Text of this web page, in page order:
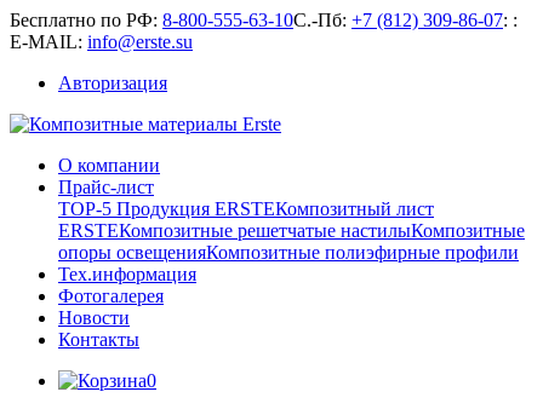
Бесплатно по РФ: 8-800-555-63-10С.-Пб: +7 (812) 309-86-07: :
E-MAIL: info@erste.su
Авторизация
О компании
Прайс-лист
TOP-5 Продукция ERSTEКомпозитный лист
ERSTEКомпозитные решетчатые настилыКомпозитные
опоры освещенияКомпозитные полиэфирные профили
Тех.информация
Фотогалерея
Новости
Контакты
0